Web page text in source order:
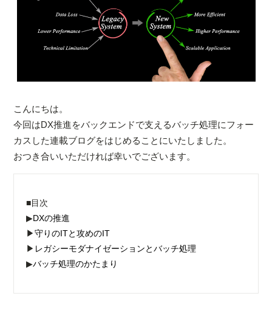
こんにちは。
今回はDX推進をバックエンドで支えるバッチ処理にフォー
カスした連載ブログをはじめることにいたしました。
おつき合いいただければ幸いでございます。
■目次
▶DXの推進
▶守りのITと攻めのIT
▶ レガシーモダナイゼーションとバッチ処理
▶バッチ処理のかたまり